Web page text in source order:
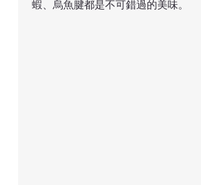
蝦、烏魚腱都是不可錯過的美味。